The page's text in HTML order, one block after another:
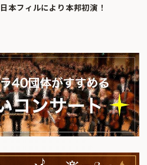
本フィルにより本邦初演！